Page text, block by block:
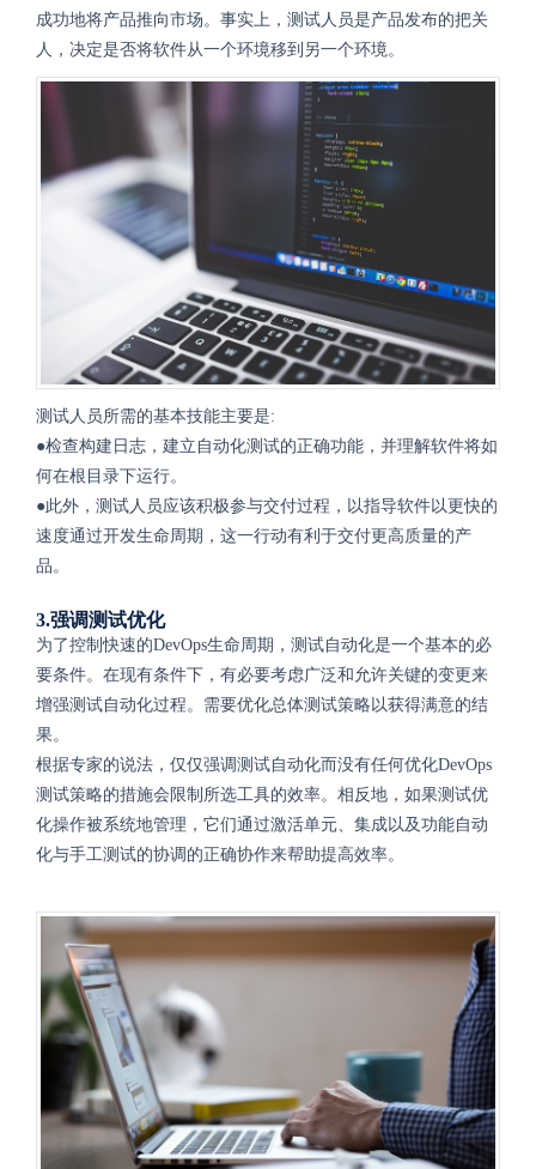
成功地将产品推向市场。事实上，测试人员是产品发布的把关
人，决定是否将软件从一个环境移到另一个环境。
测试人员所需的基本技能主要是:
●检查构建日志，建立自动化测试的正确功能，并理解软件将如
何在根目录下运行。
●此外，测试人员应该积极参与交付过程，以指导软件以更快的
速度通过开发生命周期，这一行动有利于交付更高质量的产
品。
3.强调测试优化
为了控制快速的DevOps生命周期，测试自动化是一个基本的必
要条件。在现有条件下，有必要考虑广泛和允许关键的变更来
增强测试自动化过程。需要优化总体测试策略以获得满意的结
果。
根据专家的说法，仅仅强调测试自动化而没有任何优化DevOps
测试策略的措施会限制所选工具的效率。相反地，如果测试优
化操作被系统地管理，它们通过激活单元、集成以及功能自动
化与手工测试的协调的正确协作来帮助提高效率。